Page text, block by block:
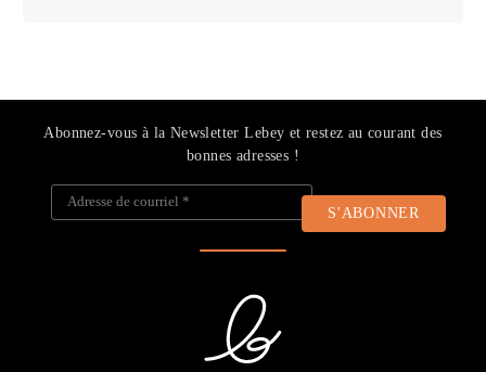
Abonnez-vous à la Newsletter Lebey et restez au courant des
bonnes adresses !
Adresse de courriel